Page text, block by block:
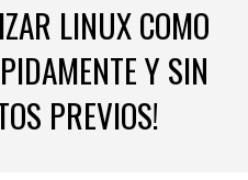
LINUXCOMO
Y SIN
PREVIOS!